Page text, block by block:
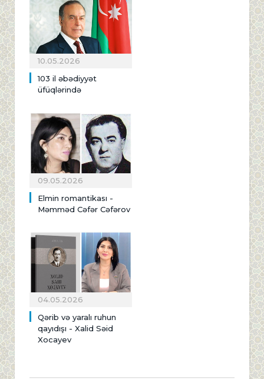
10.05.2026
103 il əbədiyyət
üfüqlərində
09.05.2026
Elmin romantikası -
Məmməd Cəfər Cəfərov
04.05.2026
Qərib və yaralı ruhun
qayıdışı - Xalid Səid
Xocayev